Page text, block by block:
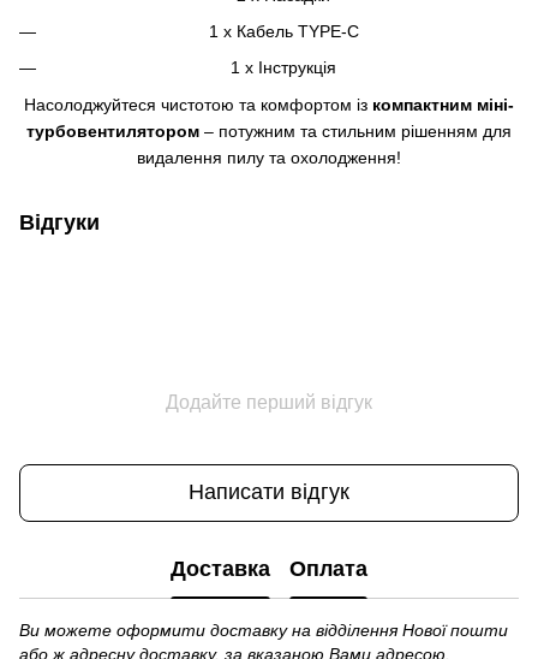
1 x Кабель TYPE-C
1 x Інструкція
Насолоджуйтеся чистотою та комфортом із компактним міні-
турбовентилятором – потужним та стильним рішенням для
видалення пилу та охолодження!
Відгуки
Додайте перший відгук
Написати відгук
Доставка Оплата
Ви можете оформити доставку на відділення Нової пошти
або ж адресну доставку, за вказаною Вами адресою.